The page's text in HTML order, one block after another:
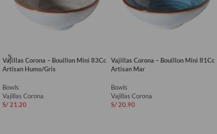
Vajillas Corona – Bouillon Mini 83Cc
Artisan Humo/Gris
Bowls
Vajillas Corona
S/ 21.20
Vajillas Corona – Bouillon Mini 81Cc
Artisan Mar
Bowls
Vajillas Corona
S/ 20.90